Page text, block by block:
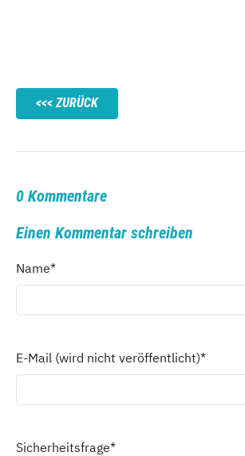
ZURÜCK
0 Kommentare
Einen Kommentar schreiben
Name*
E-Mail (wird nicht veröffentlicht)*
Sicherheitsfrage*